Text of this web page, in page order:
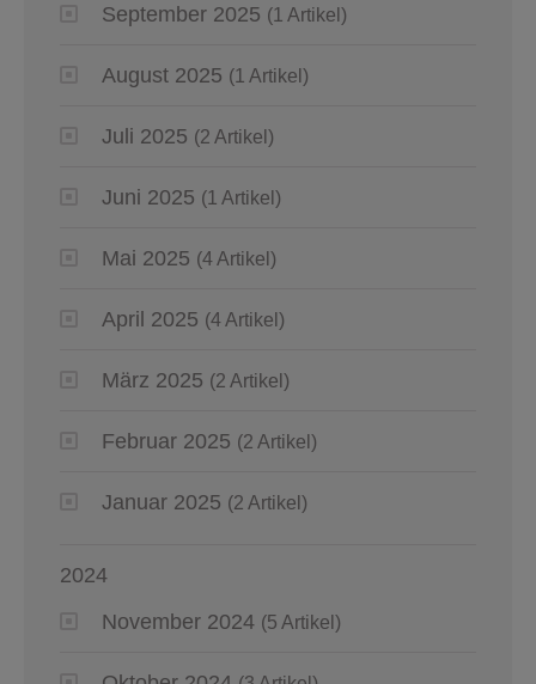
September 2025 (1 Artikel)
August 2025 (1 Artikel)
Juli 2025 (2 Artikel)
Juni 2025 (1 Artikel)
Mai 2025 (4 Artikel)
April 2025 (4 Artikel)
März 2025 (2 Artikel)
Februar 2025 (2 Artikel)
Januar 2025 (2 Artikel)
2024
November 2024 (5 Artikel)